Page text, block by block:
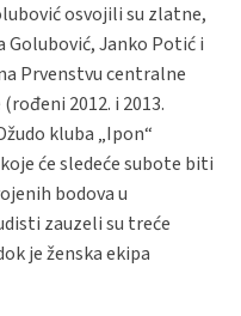
osvojili su zlatne,
Golubović, Janko Potić i
Prvenstvu centralne
2012. i 2013.
kluba „Ipon“
će sledeće subote biti
bodova u
zauzeli su treće
je ženska ekipa